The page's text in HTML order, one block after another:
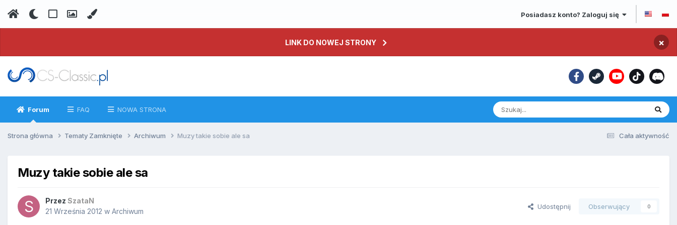
Posiadasz konto? Zaloguj się
LINK DO NOWEJ STRONY ×
Forum FAQ NOWA STRONA
Cała aktywność
Strona główna Tematy Zamknięte Archiwum Muzy takie sobie ale sa
Muzy takie sobie ale sa
Przez SzataN
21 Września 2012 w Archiwum
Udostępnij Obserwujący 0